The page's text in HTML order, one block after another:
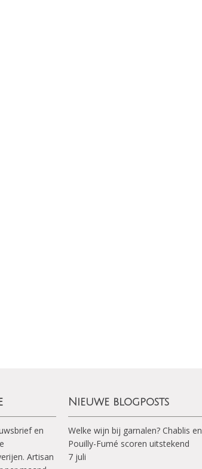
en
Artisan
Nieuwe blogposts
Welke wijn bij garnalen? Chablis en
Pouilly-Fumé scoren uitstekend
7 juli